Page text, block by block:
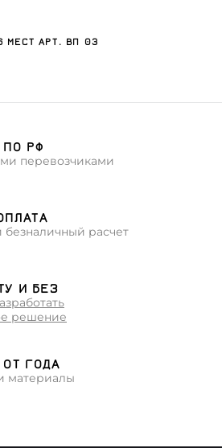
МЕСТ АРТ. ВП 03
ПО РФ
перевозчиками
расчет
И БЕЗ
решение
ГОДА
материалы